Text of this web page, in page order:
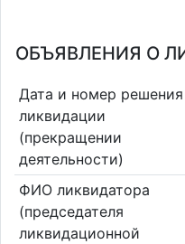
ОБЪЯВЛЕНИЯ О
Дата и номер
ликвидации
(прекращении
деятельности)
ФИО ликвидатора
(председателя
ликвидационной